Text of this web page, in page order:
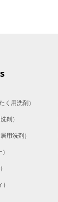
く用洗剤）
剤）
居用洗剤）